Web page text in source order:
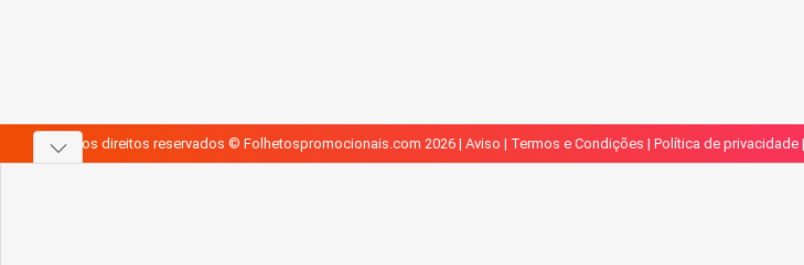
Todos os direitos reservados © Folhetospromocionais.com 2026 | Aviso | Termos e Condições | Política de privacidade |